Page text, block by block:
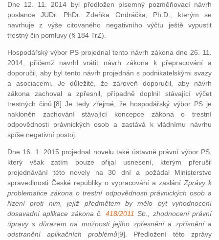
Dne 12. 11. 2014 byl předložen písemný pozměňovací návrh
poslance JUDr. PhDr. Zdeňka Ondráčka, Ph.D., kterým se
navrhuje z výše citovaného negativního výčtu ještě vypustit
trestný čin pomluvy (§ 184 TrZ).
Hospodářský výbor PS projednal tento návrh zákona dne 26. 11.
2014, přičemž navrhl vrátit návrh zákona k přepracování a
doporučil, aby byl tento návrh projednán s podnikatelskými svazy
a asociacemi. Je důležité, že zároveň doporučil, aby návrh
zákona zachoval a zpřesnil, případně doplnil stávající výčet
trestných činů.[8] Je tedy zřejmé, že hospodářský výbor PS je
nakloněn zachování stávající koncepce zákona o trestní
odpovědnosti právnických osob a zastává k vládnímu návrhu
spíše negativní postoj.
Dne 16. 1. 2015 projednal novelu také ústavně právní výbor PS,
který však zatím pouze přijal usnesení, kterým přerušil
projednávání této novely na 30 dní a požádal Ministerstvo
spravedlnosti České republiky o vypracování a zaslání Zprávy k
problematice zákona o trestní odpovědnosti právnických osob a
řízení proti nim, jejíž předmětem by mělo být vyhodnocení
dosavadní aplikace zákona č. 418/2011 Sb., zhodnocení právní
úpravy s důrazem na možnosti jejího zpřesnění a zpřísnění a
odstranění aplikačních problémů[9]. Předložení této zprávy